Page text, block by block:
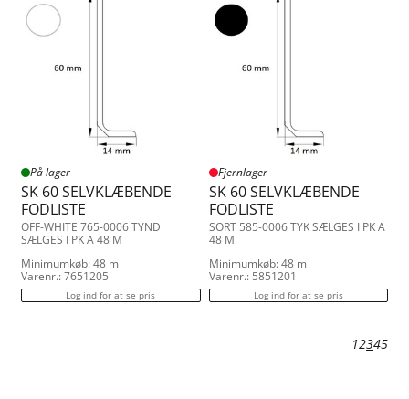
På lager
SK 60 SELVKLÆBENDE
FODLISTE
OFF-WHITE 765-0006 TYND
SÆLGES I PK A 48 M
Minimumkøb: 48 m
Varenr.: 7651205
Log ind for at se pris
Fjernlager
SK 60 SELVKLÆBENDE
FODLISTE
SORT 585-0006 TYK SÆLGES I PK A
48 M
Minimumkøb: 48 m
Varenr.: 5851201
Log ind for at se pris
12345